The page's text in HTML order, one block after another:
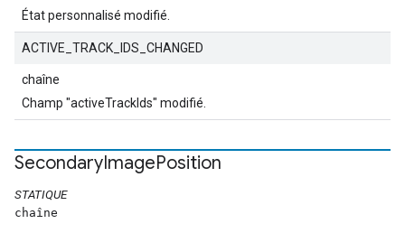
État personnalisé modifié.
ACTIVE_TRACK_IDS_CHANGED
chaîne
Champ "activeTrackIds" modifié.
SecondaryImagePosition
STATIQUE
chaîne